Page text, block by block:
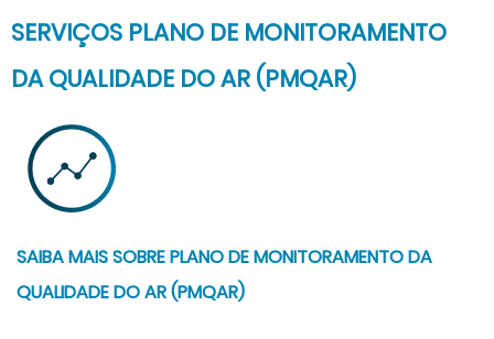
SERVIÇOS PLANO DE MONITORAMENTO
DA QUALIDADE DO AR (PMQAR)
SAIBA MAIS SOBRE PLANO DE MONITORAMENTO DA
QUALIDADE DO AR (PMQAR)